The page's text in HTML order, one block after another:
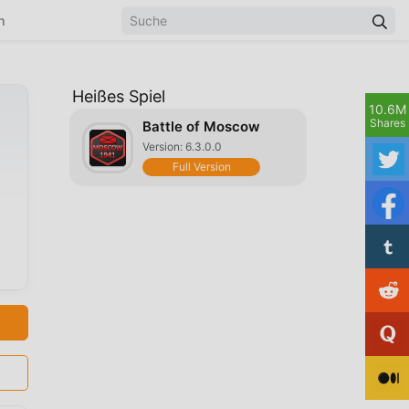
Heißes Spiel
Battle of Moscow
Version: 6.3.0.0
Full Version
10.6M
Shares